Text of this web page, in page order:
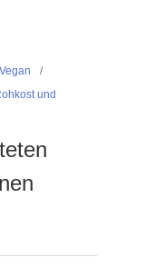
Vegan
und